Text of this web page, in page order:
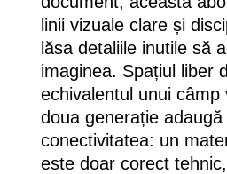
linii vizuale clare și
lăsa detaliile inutile să
imaginea. Spațiul liber
echivalentul unui câmp
doua generație
conectivitatea: un
este doar corect